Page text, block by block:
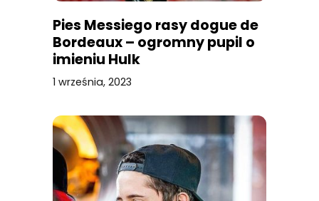
Pies Messiego rasy dogue de
Bordeaux – ogromny pupil o
imieniu Hulk
1 września, 2023